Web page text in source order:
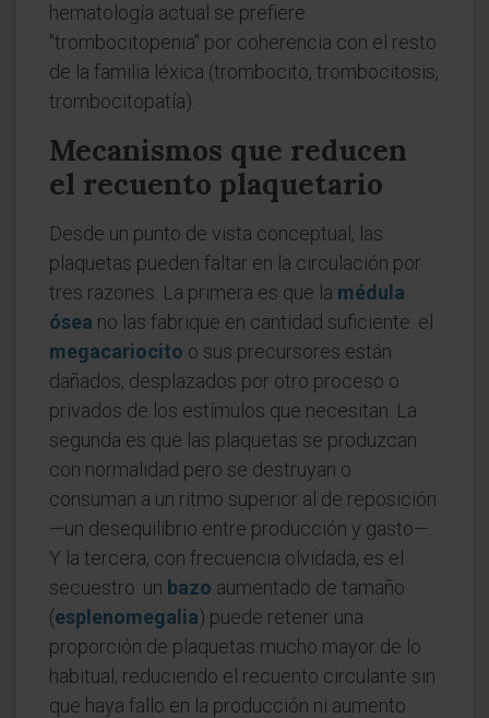
hematología actual se prefiere
"trombocitopenia" por coherencia con el resto
de la familia léxica (trombocito, trombocitosis,
trombocitopatía).
Mecanismos que reducen
el recuento plaquetario
Desde un punto de vista conceptual, las
plaquetas pueden faltar en la circulación por
tres razones. La primera es que la médula
ósea no las fabrique en cantidad suficiente: el
megacariocito o sus precursores están
dañados, desplazados por otro proceso o
privados de los estímulos que necesitan. La
segunda es que las plaquetas se produzcan
con normalidad pero se destruyan o
consuman a un ritmo superior al de reposición
—un desequilibrio entre producción y gasto—.
Y la tercera, con frecuencia olvidada, es el
secuestro: un bazo aumentado de tamaño
(esplenomegalia) puede retener una
proporción de plaquetas mucho mayor de lo
habitual, reduciendo el recuento circulante sin
que haya fallo en la producción ni aumento